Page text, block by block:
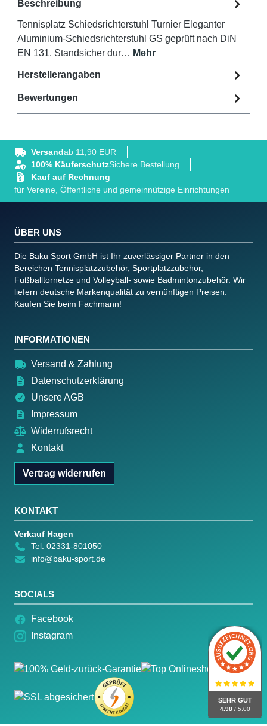
SEHR GUT
4.98 / 5.00
Beschreibung
Tennisplatz Schiedsrichterstuhl Turnier Eleganter
Aluminium-Schiedsrichterstuhl GS geprüft nach DiN
EN 131. Standsicher dur… Mehr
Herstellerangaben
Bewertungen
Versandab 11,90 EUR
100% KäuferschutzSichere Bestellung
Kauf auf Rechnung
für Vereine, Öffentliche und gemeinnützige Einrichtungen
ÜBER UNS
Die Baku Sport GmbH ist Ihr zuverlässiger Partner in den
Bereichen Tennisplatzzubehör, Sportplatzzubehör,
Fußballtornetze und Volleyball- sowie Badmintonzubehör. Wir
liefern deutsche Markenqualität zu vernünftigen Preisen.
Kaufen Sie beim Fachmann!
INFORMATIONEN
Versand & Zahlung
Datenschutzerklärung
Unsere AGB
Impressum
Widerrufsrecht
Kontakt
Vertrag widerrufen
KONTAKT
Verkauf Hagen
Tel. 02331-801050
info@baku-sport.de
SOCIALS
Facebook
Instagram